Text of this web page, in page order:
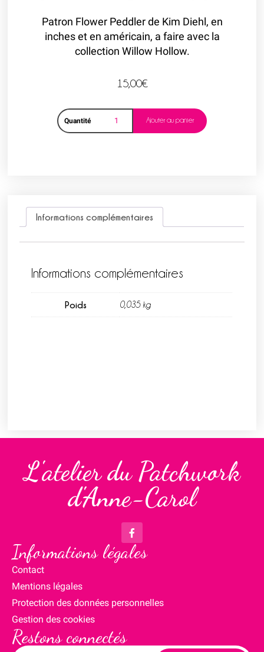
Patron Flower Peddler de Kim Diehl, en
inches et en américain, a faire avec la
collection Willow Hollow.
15,00€
Quantité Ajouter au panier
Informations complémentaires
Informations complémentaires
Poids 0,035 kg
L'atelier du Patchwork
d'Anne-Carol
Informations légales
Contact
Mentions légales
Protection des données personnelles
Gestion des cookies
Restons connectés